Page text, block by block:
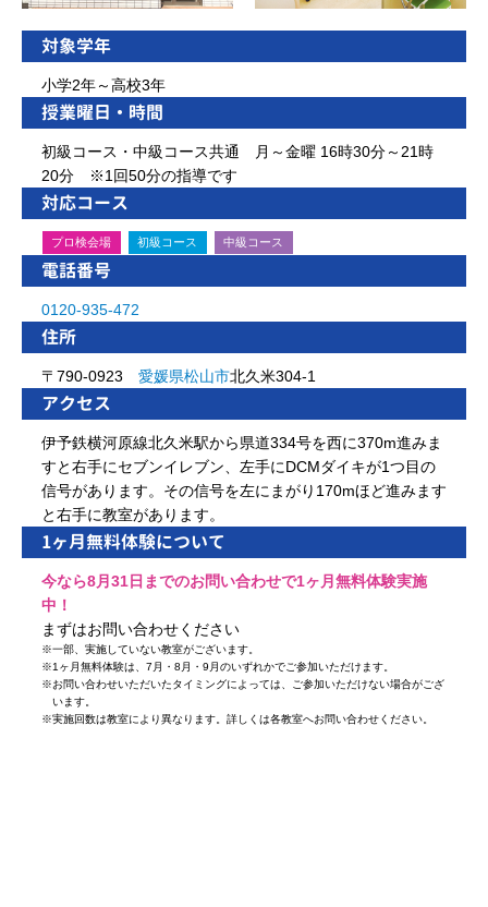
対象学年
小学2年～高校3年
授業曜日・時間
初級コース・中級コース共通 月～金曜 16時30分～21時
20分 ※1回50分の指導です
対応コース
プロ検会場 初級コース 中級コース
電話番号
0120-935-472
住所
〒790-0923 愛媛県松山市北久米304-1
アクセス
伊予鉄横河原線北久米駅から県道334号を西に370m進みま
すと右手にセブンイレブン、左手にDCMダイキが1つ目の
信号があります。その信号を左にまがり170mほど進みます
と右手に教室があります。
1ヶ月無料体験について
今なら8月31日までのお問い合わせで1ヶ月無料体験実施
中！
まずはお問い合わせください
※一部、実施していない教室がございます。
※1ヶ月無料体験は、7月・8月・9月のいずれかでご参加いただけます。
※お問い合わせいただいたタイミングによっては、ご参加いただけない場合がござ
います。
※実施回数は教室により異なります。詳しくは各教室へお問い合わせください。